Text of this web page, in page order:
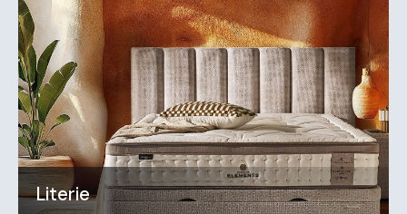
Literie